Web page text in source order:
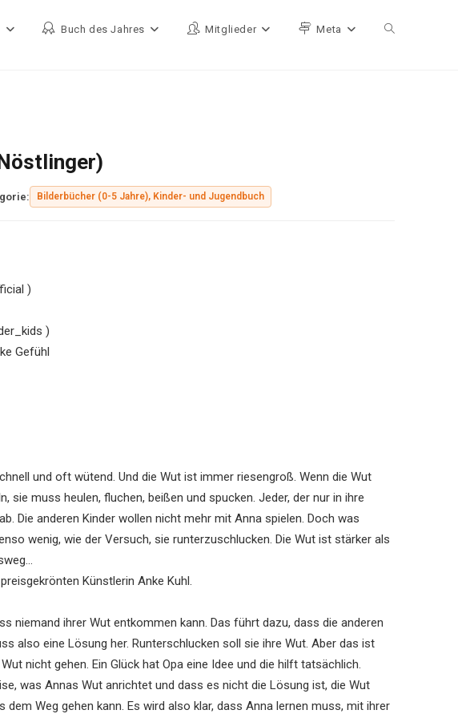
Buch des Jahres Mitglieder Meta Website-
Bilderbücher (0-5 Jahre), Kinder- und Jugendbuch
)
)
Gefühl
und oft wütend. Und die Wut ist immer riesengroß. Wenn die Wut
sie muss heulen, fluchen, beißen und spucken. Jeder, der nur in ihre
Die anderen Kinder wollen nicht mehr mit Anna spielen. Doch was
wenig, wie der Versuch, sie runterzuschlucken. Die Wut ist stärker als
Künstlerin Anke Kuhl.
niemand ihrer Wut entkommen kann. Das führt dazu, dass die anderen
also eine Lösung her. Runterschlucken soll sie ihre Wut. Aber das ist
nicht gehen. Ein Glück hat Opa eine Idee und die hilft tatsächlich.
was Annas Wut anrichtet und dass es nicht die Lösung ist, die Wut
Weg gehen kann. Es wird also klar, dass Anna lernen muss, mit ihrer